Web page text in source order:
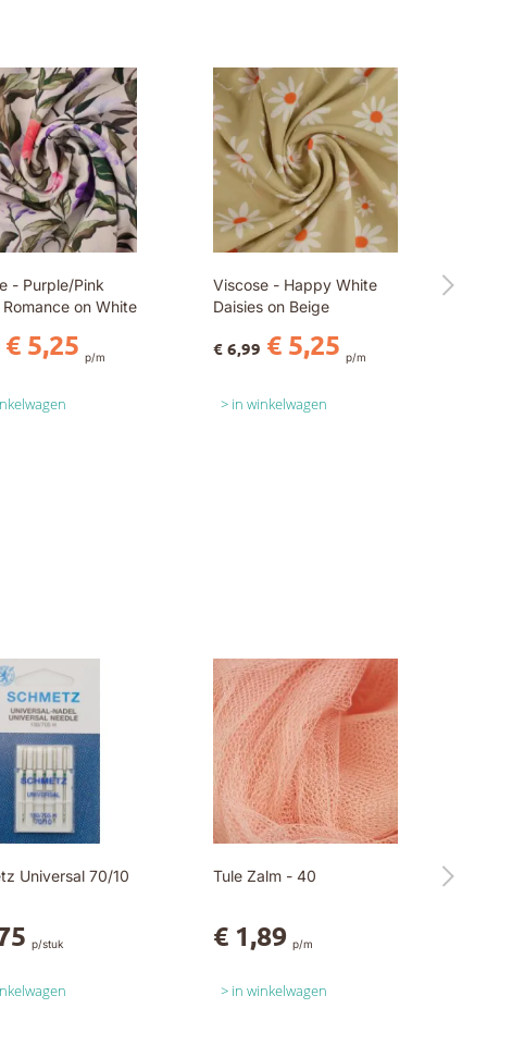
- Purple/Pink
Romance on White
€ 5,25 p/m
Viscose - Happy White
Daisies on Beige
€ 5,25
€ 6,99 p/m
in winkelwagen
Universal 70/10
p/stuk
Tule Zalm - 40
€ 1,89 p/m
in winkelwagen